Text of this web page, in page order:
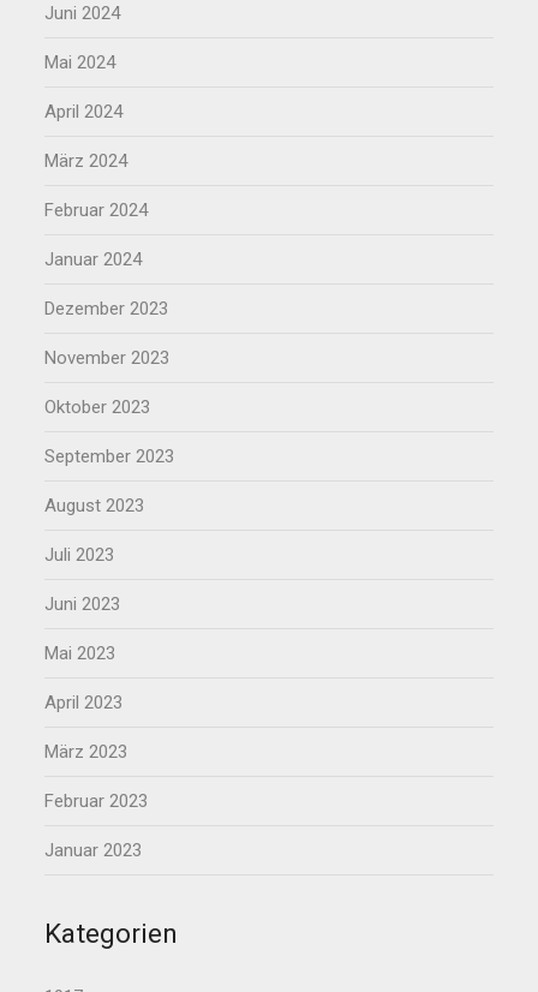
Juni 2024
Mai 2024
April 2024
März 2024
Februar 2024
Januar 2024
Dezember 2023
November 2023
Oktober 2023
September 2023
August 2023
Juli 2023
Juni 2023
Mai 2023
April 2023
März 2023
Februar 2023
Januar 2023
Kategorien